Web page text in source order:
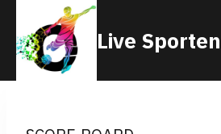
content
Live Sporten